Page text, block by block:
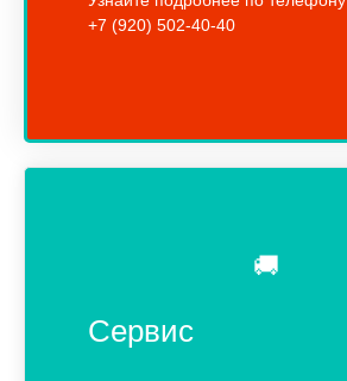
+7 (920) 502-40-40
🚚
Сервис